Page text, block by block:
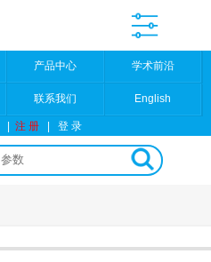
产品中心 学术前沿
联系我们 English
|注 册 |登 录